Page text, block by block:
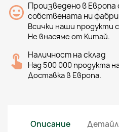
Произведено в Европа
собствената ни
Всички наши продукти
Не внасяме от Китай.
Наличност на склад
Над 500 000 продукта
Доставка в Европа.
Описание